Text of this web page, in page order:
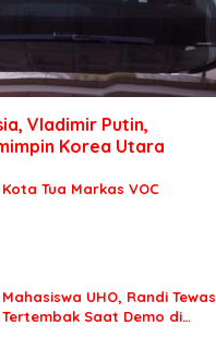
Vladimir Putin,
Korea Utara
Kota Tua Markas VOC
Mahasiswa UHO, Randi Tewas
Tertembak Saat Demo di